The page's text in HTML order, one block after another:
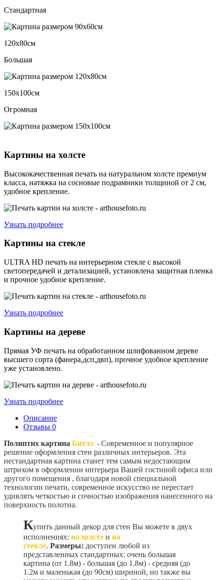
Стандартная
120х80см
Большая
150х100см
Огромная
Картины на холсте
Высококачественная печать на натуральном холсте премиум
класса, натяжка на сосновые подрамники толщиной от 2 см,
удобное крепление.
Узнать подробнее
Картины на стекле
ULTRA HD печать на интерьерном стекле с высокой
светопередачей и детализацией, установлена защитная пленка
и прочное удобное крепление.
Узнать подробнее
Картины на дереве
Прямая УФ печать на обработанном шлифованном дереве
высшего сорта (фанера,дсп,двп), прочное удобное крепление
уже установлено.
Узнать подробнее
Описание
Отзывы 0
Полиптих картина Битлз - Современное и популярное
решение оформления стен различных интерьеров. Эта
нестандартная картина станет тем самым недостающим
штрихом в оформлении интерьера Вашей гостиной офиса или
другого помещения , благодаря новой специальной
технологии печати, современное искусство не перестает
удивлять четкостью и сочностью изображения нанесенного на
поверхность полотна.
Купить данный декор для стен Вы можете в двух
исполнениях: на холсте и на
стекле. Размеры: доступен любой из
представленных стандартных: очень большая
картина (от 1.8м) - большая (до 1.8м) - средняя (до
1.2м и маленькая (до 90см) шириной, но также вы